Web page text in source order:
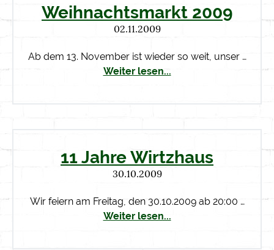
Weihnachtsmarkt 2009
02.11.2009
Ab dem 13. November ist wieder so weit, unser …
Weiter lesen...
11 Jahre Wirtzhaus
30.10.2009
Wir feiern am Freitag, den 30.10.2009 ab 20:00 …
Weiter lesen...